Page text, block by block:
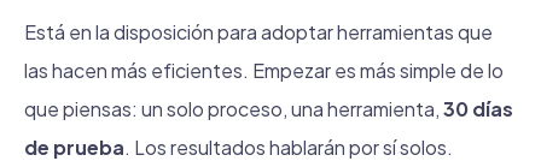
Está en la disposición para adoptar herramientas que
las hacen más eficientes. Empezar es más simple de lo
que piensas: un solo proceso, una herramienta,30 días
de prueba. Los resultados hablarán por sí solos.